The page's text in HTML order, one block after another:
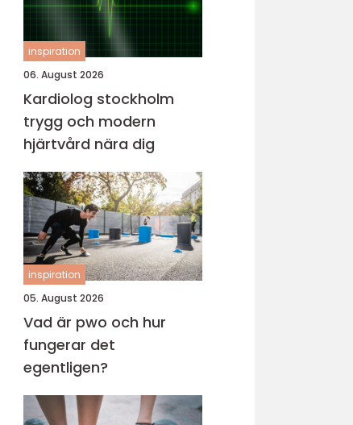
inspiration
06. August 2026
Kardiolog stockholm
trygg och modern
hjärtvård nära dig
inspiration
05. August 2026
Vad är pwo och hur
fungerar det
egentligen?